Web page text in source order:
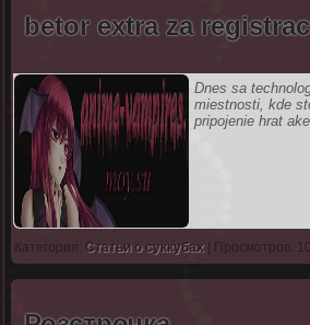
betor extra za
Dnes sa
miestnosti, kde
pripojenie hrat
Категория: Статьи о суккубах | Просмотров: